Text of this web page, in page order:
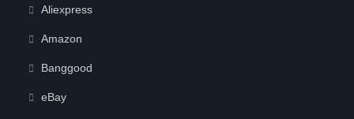
Aliexpress
Amazon
Banggood
eBay